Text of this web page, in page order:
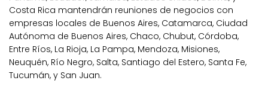
Costa Rica mantendrán reuniones de negocios con
empresas locales de Buenos Aires, Catamarca, Ciudad
Autónoma de Buenos Aires, Chaco, Chubut, Córdoba,
Entre Ríos, La Rioja, La Pampa, Mendoza, Misiones,
Neuquén, Río Negro, Salta, Santiago del Estero, Santa Fe,
Tucumán, y San Juan.